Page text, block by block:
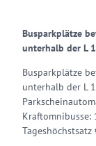
Busparkplätze
unterhalb der L
Busparkplätze
unterhalb der L
Kraftomnibusse:
Tageshöchstsatz